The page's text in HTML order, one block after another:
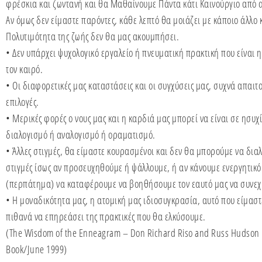
φρέσκια και ζωντανή και θα Μαθαίνουμε Πάντα κάτι Καινούργιο από
Αν όμως δεν είμαστε παρόντες, κάθε λεπτό θα μοιάζει με κάποιο άλλο
Πολυτιμότητα της ζωής δεν θα μας ακουμπήσει.
• Δεν υπάρχει ψυχολογικό εργαλείο ή πνευματική πρακτική που είναι
τον καιρό.
• Οι διαφορετικές μας καταστάσεις και οι συγχύσεις μας, συχνά
επιλογές.
• Μερικές φορές ο νους μας και η καρδιά μας μπορεί να είναι σε
διαλογισμό ή αναλογισμό ή οραματισμό.
• Άλλες στιγμές, θα είμαστε κουρασμένοι και δεν θα μπορούμε να
στιγμές ίσως αν προσευχηθούμε ή ψάλλουμε, ή αν κάνουμε
(περπάτημα) να καταφέρουμε να βοηθήσουμε τον εαυτό μας να
• Η μοναδικότητα μας, η ατομική μας ιδιοσυγκρασία, αυτό που
πιθανά να επηρεάσει της πρακτικές που θα ελκύσουμε.
(The Wisdom of the Enneagram – Don Richard Riso and Russ
Book/June 1999)